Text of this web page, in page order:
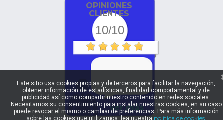
OPINIONES
CLIENTES
10/10
ver más
Este sitio usa cookies propias y de terceros para facilitar la navegación,
obtener información de estadísticas, finalidad comportamental y de
publicidad así como compartir nuestro contenido en redes sociales.
Necesitamos su consentimiento para instalar nuestras cookies, en su caso
puede revocar el mismo o cambiar de preferencias. Para más información
sobre las cookies que utilizamos, lea nuestra política de cookies.